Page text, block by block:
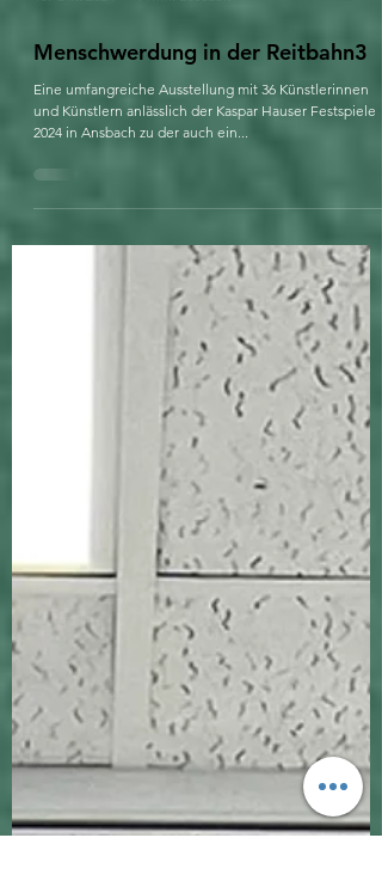
15. Okt. 2024 1 Min. Lesezeit
Menschwerdung in der Reitbahn3
Eine umfangreiche Ausstellung mit 36 Künstlerinnen
2024 in Ansbach zu der auch ein...